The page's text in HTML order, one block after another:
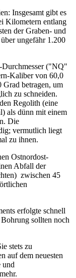
Insgesamt gibt es
Kilometern entlang
der Graben- und
ungefähr 1.200
("NQ"
Kaliber von 60,0
betragen, um
zu schneiden.
Regolith (eine
als dünn mit einem
Die
vermutlich liegt
zu ihnen.
Ostnordost-
Abfall der
zwischen 45
erfolgte schnell
sollten noch
stets zu
auf dem neuesten
und